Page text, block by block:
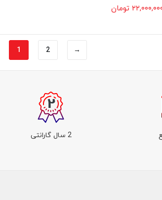
تومان
1 2 →
2 سال گارانتی